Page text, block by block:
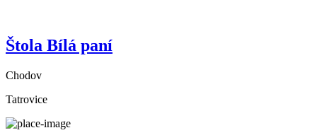
Štola Bílá paní
Chodov
Tatrovice